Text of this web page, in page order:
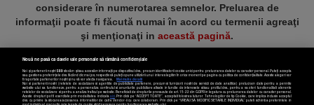
considerare în numerotarea semnelor. Preluarea de
informaţii poate fi făcută numai în acord cu termenii agreaţi
şi menţionaţi in această pagină.
Termeni și condiții Confidențialitate Cookies Contact
Nouă ne pasă ca datele tale personale să rămână confidențiale
Noi și partenerii noștri589stocăm și/sau accesăm informații pe dispozitivul dvs., precum identificatorii cookie unici pentru prelucrarea datelor cu caracter personal. Puteți accepta
sau gestiona preferințele dvs. făcând clic mai jos, respectiv vă puteți opune utilizării unui interes legitim în orice moment pe pagina cu politica de confidențialitate. Aceste alegeri vor
fi raportate partenerilor noștri și nu vă vor afecta navigarea.
Mai multe detalii
Noi si partenerii nostri (retelele de socializare si agentiile de publicitate partenere, precum si furnizorii nostri de servicii de date analitice) prelucram date pentru a permite
website-ului sa functioneze, pentru a personaliza continutul si anunturile publicitare afisate in functie de interesele si/sau profilul dvs., pentru a va oferi functionalitati aferente
retelelor de socializare si pentru a analiza traficul pe website. Beneficiati de drepturile prevazute de art. 15-22 din GDPR in legatura cu prelucrarea datelor cu caracter personal.
Aceste drepturi pot fi exercitate prin modalitatea indicataaici. Prin click pe “ACCEPT TOATE”, acceptati folosirea tuturor Tehnologiilor de tip Cookie, care implica inclusiv acceptul
dvs. cu privire la stocarea/accesarea informatiilor de catre Vendor-ii cu care colaboram. Prin click pe “VREAU SA MODIFIC SETARILE INDIVIDUAL” puteti schimba preferintele in
mod individual, mai putin cele legate de cookie strict necesare pentru functionarea website-ului.